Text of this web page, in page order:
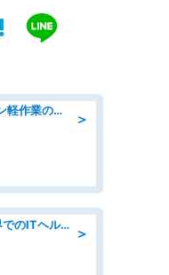
＞
寮完備で住み込みOK!カンタン軽作業のお仕事 denso aichi
＞
ヘルプデスク/外資系保険業界でのITヘルプデスク業務/駅近/即日勤務可/ヘルプデスク